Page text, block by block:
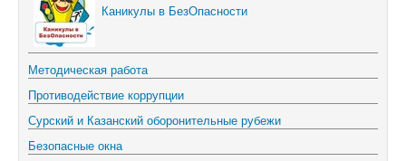
Каникулы в БезОпасности
Методическая работа
Противодействие коррупции
Сурский и Казанский оборонительные рубежи
Безопасные окна